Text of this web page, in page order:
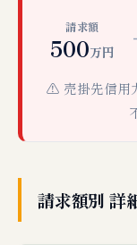
請求額
500万円
⚠️ 売掛先信用
請求額別 詳